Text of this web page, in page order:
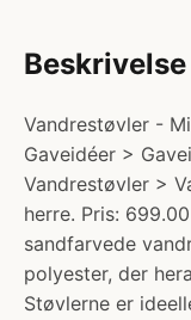
Beskrivelse
Vandrestøvler -
Gaveidéer >
Vandrestøvler >
herre. Pris:
sandfarvede
polyester, der
Støvlerne er